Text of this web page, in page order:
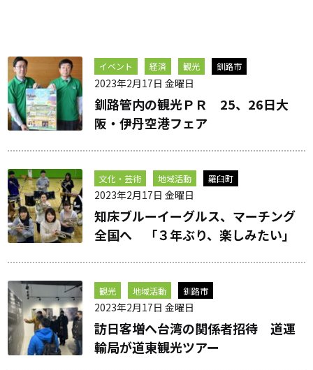
イベント 経済 観光 釧路市
2023年2月17日 金曜日
釧路管内の観光ＰＲ 25、26日大
阪・伊丹空港フェア
文化・芸術 地域活動 羅臼町
2023年2月17日 金曜日
知床ブルーイーグルス、マーチング
全国へ 「３年ぶり、楽しみたい」
観光 地域活動 釧路市
2023年2月17日 金曜日
訪日客増へ台湾の関係者招待 道運
輸局が道東観光ツアー